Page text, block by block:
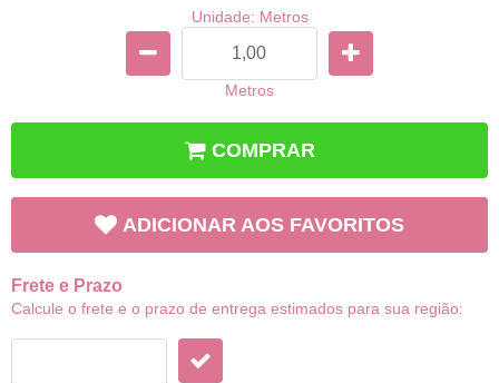
Unidade: Metros
Metros
COMPRAR
ADICIONAR AOS FAVORITOS
Frete e Prazo
Calcule o frete e o prazo de entrega estimados para sua região: